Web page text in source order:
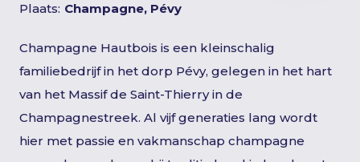
Plaats: Champagne, Pévy
Champagne Hautbois is een kleinschalig
familiebedrijf in het dorp Pévy, gelegen in het hart
van het Massif de Saint-Thierry in de
Champagnestreek. Al vijf generaties lang wordt
hier met passie en vakmanschap champagne